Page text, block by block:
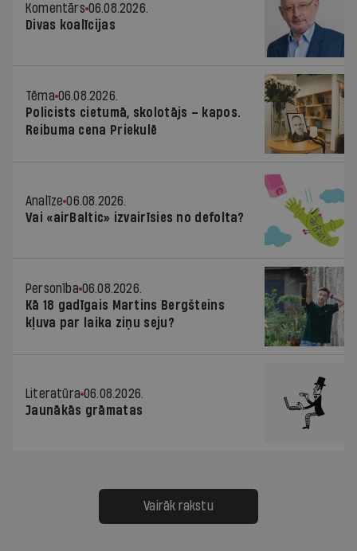
Komentārs 06.08.2026.
Divas koalīcijas
Tēma 06.08.2026.
Policists cietumā, skolotājs – kapos.
Reibuma cena Priekulē
Analīze 06.08.2026.
Vai «airBaltic» izvairīsies no defolta?
Personība 06.08.2026.
Kā 18 gadīgais Martins Bergšteins
kļuva par laika ziņu seju?
Literatūra 06.08.2026.
Jaunākās grāmatas
Vairāk rakstu